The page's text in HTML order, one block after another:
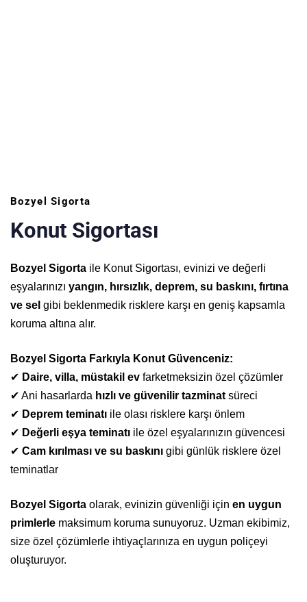
Bozyel Sigorta
Konut Sigortası
Bozyel Sigorta ile Konut Sigortası, evinizi ve değerli
eşyalarınızı yangın, hırsızlık, deprem, su baskını, fırtına
ve sel gibi beklenmedik risklere karşı en geniş kapsamla
koruma altına alır.
Bozyel Sigorta Farkıyla Konut Güvenceniz:
✔ Daire, villa, müstakil ev farketmeksizin özel çözümler
✔ Ani hasarlarda hızlı ve güvenilir tazminat süreci
✔ Deprem teminatı ile olası risklere karşı önlem
✔ Değerli eşya teminatı ile özel eşyalarınızın güvencesi
✔ Cam kırılması ve su baskını gibi günlük risklere özel
teminatlar
Bozyel Sigorta olarak, evinizin güvenliği için en uygun
primlerle maksimum koruma sunuyoruz. Uzman ekibimiz,
size özel çözümlerle ihtiyaçlarınıza en uygun poliçeyi
oluşturuyor.